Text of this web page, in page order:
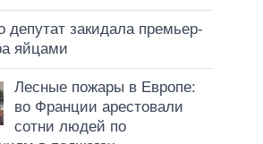
депутат закидала премьер-
яйцами
Лесные пожары в Европе:
во Франции арестовали
сотни людей по